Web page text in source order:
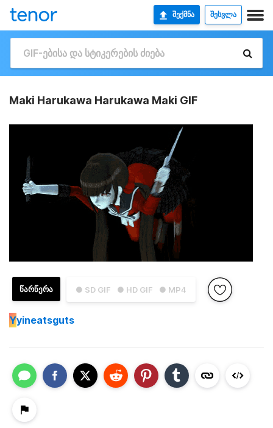
ᲨᲔᲥᲛᲜᲐ ᲨᲔᲡᲕᲚᲐ
Maki Harukawa Harukawa Maki GIF
● SD GIF ● HD GIF ● MP4
ᲬᲐᲠᲬᲔᲠᲐ
Yyineatsguts